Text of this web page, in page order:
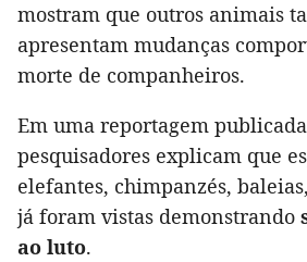
mostram que outros animais
apresentam mudanças
morte de companheiros.
Em uma reportagem
pesquisadores explicam que
elefantes, chimpanzés,
já foram vistas demonstrando
ao luto.